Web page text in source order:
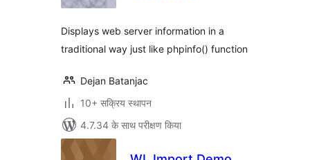
Displays web server information in a
traditional way just like phpinfo() function
Dejan Batanjac
10+ सक्रिय स्थापन
4.7.34 के साथ परीक्षण किया